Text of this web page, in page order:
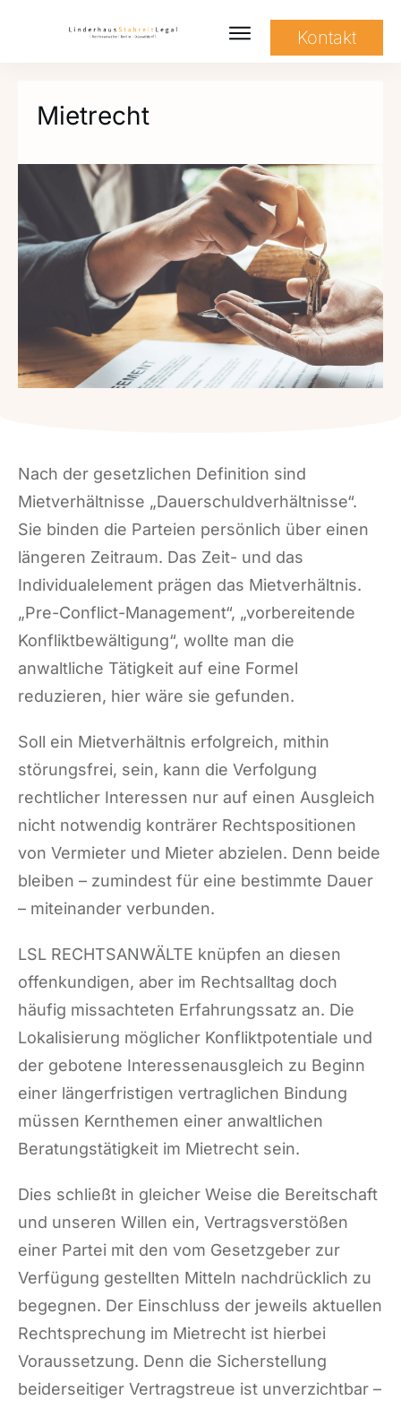
Kontakt
Mietrecht
Nach der gesetzlichen Definition sind
Mietverhältnisse „Dauerschuldverhältnisse“.
Sie binden die Parteien persönlich über einen
längeren Zeitraum. Das Zeit- und das
Individualelement prägen das Mietverhältnis.
„Pre-Conflict-Management“, „vorbereitende
Konfliktbewältigung“, wollte man die
anwaltliche Tätigkeit auf eine Formel
reduzieren, hier wäre sie gefunden.
Soll ein Mietverhältnis erfolgreich, mithin
störungsfrei, sein, kann die Verfolgung
rechtlicher Interessen nur auf einen Ausgleich
nicht notwendig konträrer Rechtspositionen
von Vermieter und Mieter abzielen. Denn beide
bleiben – zumindest für eine bestimmte Dauer
– miteinander verbunden.
LSL RECHTSANWÄLTE knüpfen an diesen
offenkundigen, aber im Rechtsalltag doch
häufig missachteten Erfahrungssatz an. Die
Lokalisierung möglicher Konfliktpotentiale und
der gebotene Interessenausgleich zu Beginn
einer längerfristigen vertraglichen Bindung
müssen Kernthemen einer anwaltlichen
Beratungstätigkeit im Mietrecht sein.
Dies schließt in gleicher Weise die Bereitschaft
und unseren Willen ein, Vertragsverstößen
einer Partei mit den vom Gesetzgeber zur
Verfügung gestellten Mitteln nachdrücklich zu
begegnen. Der Einschluss der jeweils aktuellen
Rechtsprechung im Mietrecht ist hierbei
Voraussetzung. Denn die Sicherstellung
beiderseitiger Vertragstreue ist unverzichtbar –